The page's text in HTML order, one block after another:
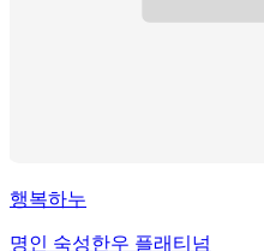
행복하누
명인 숙성한우 플래티넘